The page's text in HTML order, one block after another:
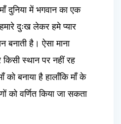
दुनिया में भगवान का एक
दुःख लेकर हमे प्यार
बनाती है। ऐसा माना
किसी स्थान पर नहीं रह
बनाया है हालाँकि माँ के
को वर्णित किया जा सकता